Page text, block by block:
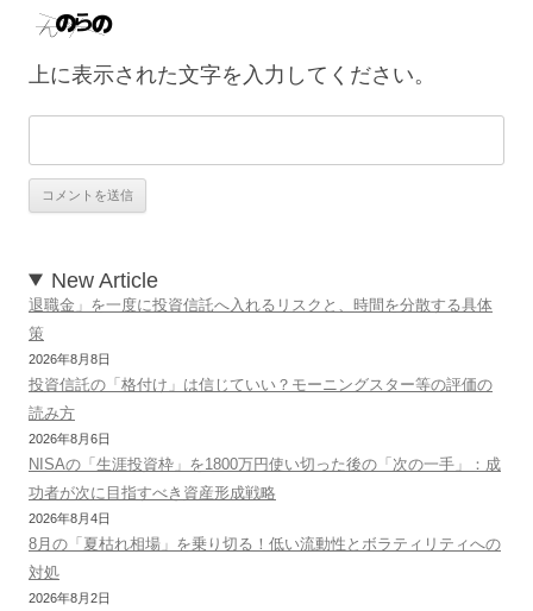
上に表示された文字を入力してください。
New Article
退職金」を一度に投資信託へ入れるリスクと、時間を分散する具体
策
2026年8月8日
投資信託の「格付け」は信じていい？モーニングスター等の評価の
読み方
2026年8月6日
NISAの「生涯投資枠」を1800万円使い切った後の「次の一手」：成
功者が次に目指すべき資産形成戦略
2026年8月4日
8月の「夏枯れ相場」を乗り切る！低い流動性とボラティリティへの
対処
2026年8月2日